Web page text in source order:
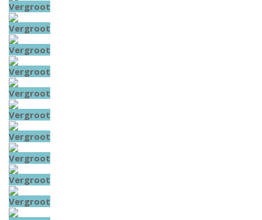
Vergroot
Vergroot
Vergroot
Vergroot
Vergroot
Vergroot
Vergroot
Vergroot
Vergroot
Vergroot